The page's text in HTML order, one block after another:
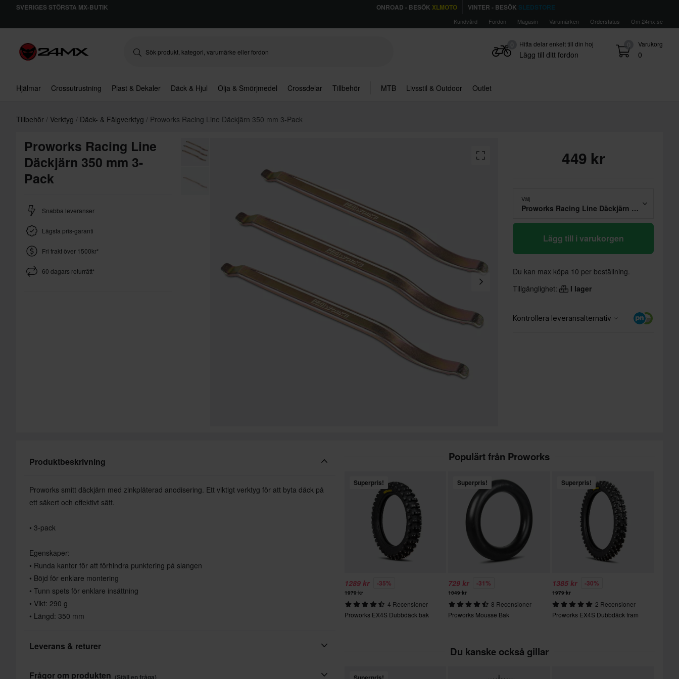
SVERIGES STÖRSTA MX-BUTIK ONROAD - BESÖK XLMOTO VINTER - BESÖK SLEDSTORE
Kundvård Fordon Magasin Varumärken Orderstatus Om 24mx.se
0 Varukorg
0
Hitta delar enkelt till din hoj
Lägg till ditt fordon
Hjälmar Crossutrustning Plast & Dekaler Däck & Hjul Olja & Smörjmedel Crossdelar Tillbehör MTB Livsstil & Outdoor Outlet
Tillbehör Verktyg Däck- & Fälgverktyg Proworks Racing Line Däckjärn 350 mm 3-Pack
Proworks Racing Line
Däckjärn 350 mm 3-
Pack
Snabba leveranser
Lägsta pris-garanti
Fri frakt över 1500kr*
60 dagars returrätt*
449 kr
Välj
Proworks Racing Line Däckjärn 350 mm
Lägg till i varukorgen
Du kan max köpa 10 per beställning.
Tillgänglighet:
I lager
Produktbeskrivning
Proworks smitt däckjärn med zinkpläterad anodisering. Ett viktigt verktyg för att byta däck på
ett säkert och effektivt sätt.
• 3-pack
Egenskaper:
• Runda kanter för att förhindra punktering på slangen
• Böjd för enklare montering
• Tunn spets för enklare insättning
• Vikt: 290 g
• Längd: 350 mm
Leverans & returer
Snabba leveranser
Frågor om produkten (Ställ en fråga)
Populärt från Proworks
Superpris!
1289 kr -35%
1979 kr
4 Recensioner
Proworks EX4S Dubbdäck bak
Superpris!
729 kr -31%
1049 kr
8 Recensioner
Proworks Mousse Bak
Superpris!
1385 kr -30%
1979 kr
2 Recensioner
Proworks EX4S Dubbdäck fram
Du kanske också gillar